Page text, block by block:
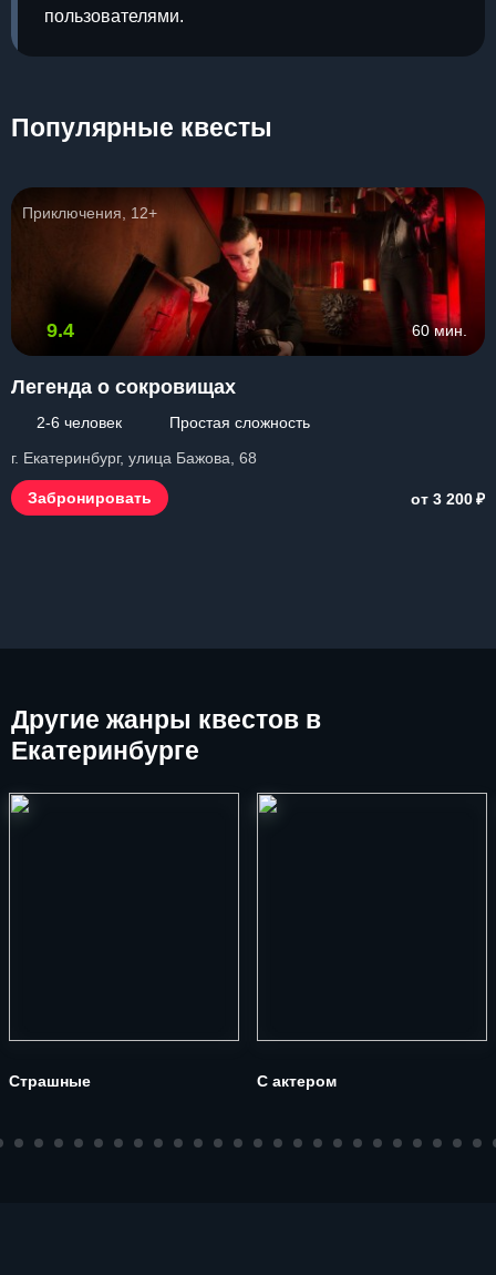
пользователями.
Популярные квесты
Приключения, 12+
9.4 60 мин.
Легенда о сокровищах
2-6 человек
Простая сложность
г. Екатеринбург, улица Бажова, 68
Забронировать от 3 200₽
Другие жанры квестов в
Екатеринбурге
Страшные С актером